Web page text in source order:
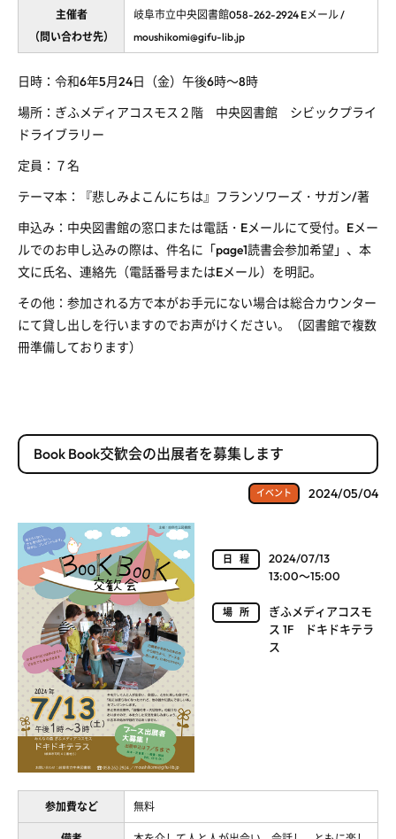
主催者
（問い合わせ先）
岐阜市立中央図書館058-262-2924 Eメール /
moushikomi@gifu-lib.jp
日時：令和6年5月24日（金）午後6時～8時
場所：ぎふメディアコスモス２階 中央図書館 シビックプライ
ドライブラリー
定員：７名
テーマ本：『悲しみよこんにちは』フランソワーズ・サガン/著
申込み：中央図書館の窓口または電話・ Eメールにて受付。 Eメー
ルでのお申し込みの際は、件名に「page1読書会参加希望」、本
文に氏名、連絡先（電話番号またはEメール）を明記。
その他：参加される方で本がお手元にない場合は総合カウンター
にて貸し出しを行いますのでお声がけください。（図書館で複数
冊準備しております）
Book Book交歓会の出展者を募集します
イベント 2024/05/04
日程
2024/07/13
13:00～15:00
場所
ぎふメディアコスモ
ス 1F ドキドキテラ
ス
参加費など 無料